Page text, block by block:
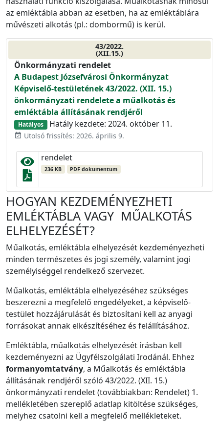
az emléktábla abban az esetben, ha az emléktáblára
művészeti alkotás (pl.: dombormű) is kerül.
43/2022.
(XII.15.)
Önkormányzati rendelet
A Budapest Józsefvárosi Önkormányzat
Képviselő-testületének 43/2022. (XII. 15.)
önkormányzati rendelete a műalkotás és
emléktábla állításának rendjéről
Hatályos Hatály kezdete: 2024. október 11.
event_available Utolsó frissítés: 2026. április 9.
rendelet
236 KB PDF dokumentum
HOGYAN KEZDEMÉNYEZHETI
EMLÉKTÁBLA VAGY MŰALKOTÁS
ELHELYEZÉSÉT?
Műalkotás, emléktábla elhelyezését kezdeményezheti
minden természetes és jogi személy, valamint jogi
személyiséggel rendelkező szervezet.
Műalkotás, emléktábla elhelyezéséhez szükséges
beszerezni a megfelelő engedélyeket, a képviselő-
testület hozzájárulását és biztosítani kell az anyagi
forrásokat annak elkészítéséhez és felállításához.
Emléktábla, műalkotás elhelyezését írásban kell
kezdeményezni az Ügyfélszolgálati Irodánál. Ehhez
formanyomtatvány, a Műalkotás és emléktábla
állításának rendjéről szóló 43/2022. (XII. 15.)
önkormányzati rendelet (továbbiakban: Rendelet) 1.
mellékletében szereplő adatlap kitöltése szükséges,
melyhez csatolni kell a megfelelő mellékleteket.